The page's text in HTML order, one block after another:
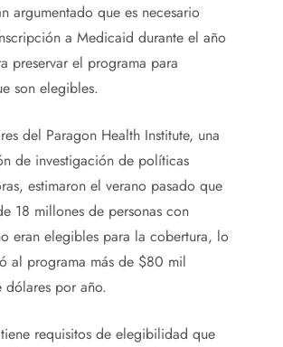
argumentado que es necesario
a Medicaid durante el año
preservar el programa para
son elegibles.
del Paragon Health Institute, una
de investigación de políticas
estimaron el verano pasado que
18 millones de personas con
eran elegibles para la cobertura, lo
al programa más de $80 mil
dólares por año.
requisitos de elegibilidad que